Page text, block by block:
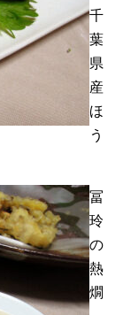
千
葉
県
産
ほ
う
冨
玲
の
熱
燗